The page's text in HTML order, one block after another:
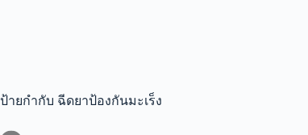
ป้ายกำกับ ฉีดยาป้องกันมะเร็ง